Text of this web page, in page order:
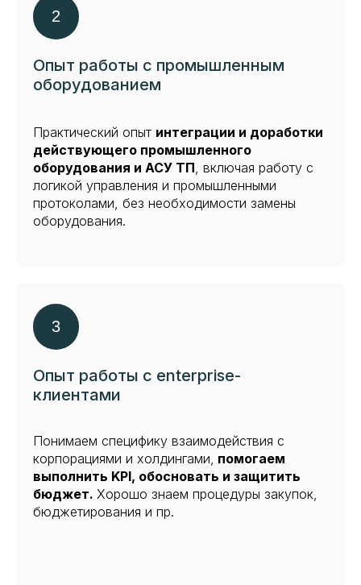
Опыт работы с промышленным
оборудованием
Практический опыт интеграции и доработки
действующего промышленного
оборудования и АСУ ТП , включая работу с
логикой управления и промышленными
протоколами, без необходимости замены
оборудования.
Опыт работы с enterprise-
клиентами
Понимаем специфику взаимодействия с
корпорациями и холдингами, помогаем
выполнить KPI, обосновать и защитить
бюджет. Хорошо знаем процедуры закупок,
бюджетирования и пр.